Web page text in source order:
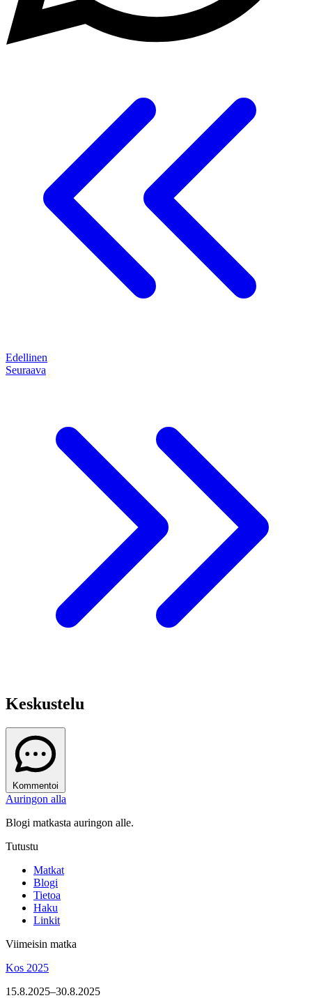
Edellinen
Seuraava
Keskustelu
Kommentoi
Auringon alla
Blogi matkasta auringon alle.
Tutustu
Matkat
Blogi
Tietoa
Haku
Linkit
Viimeisin matka
Kos 2025
15.8.2025–30.8.2025